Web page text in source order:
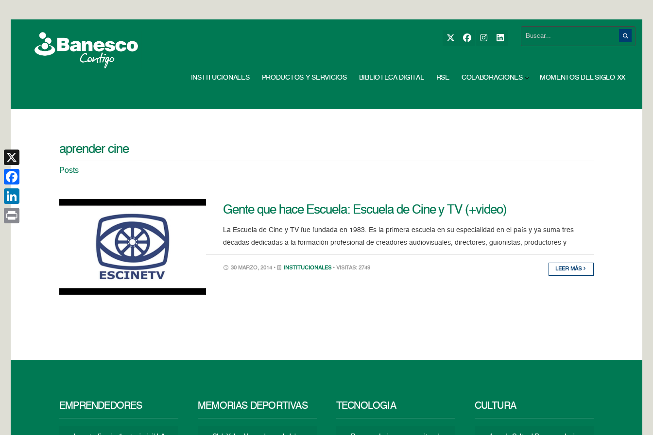
INSTITUCIONALES PRODUCTOS Y SERVICIOS BIBLIOTECA DIGITAL RSE COLABORACIONES MOMENTOS DEL SIGLO XX
aprender cine
Posts
Gente que hace Escuela: Escuela de Cine y TV (+video)
La Escuela de Cine y TV fue fundada en 1983. Es la primera escuela en su especialidad en el país y ya suma tres
décadas dedicadas a la formación profesional de creadores audiovisuales, directores, guionistas, productores y
30 MARZO, 2014 • INSTITUCIONALES • VISITAS: 2749 LEER MÁS
EMPRENDEDORES MEMORIAS DEPORTIVAS TECNOLOGÍA CULTURA
X
Facebook
LinkedIn